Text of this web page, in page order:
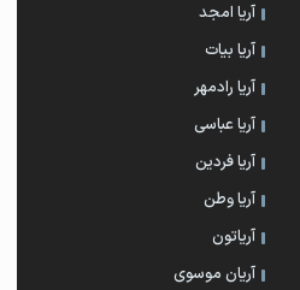
آریا امجد
آریا بیات
آریا رادمهر
آریا عباسی
آریا فردین
آریا وطن
آریاتون
آریان موسوی